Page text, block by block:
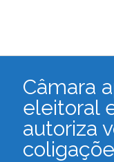
Câmara
eleitoral
autoriza